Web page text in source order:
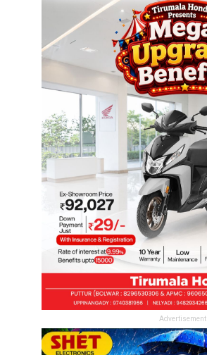
Advertisement